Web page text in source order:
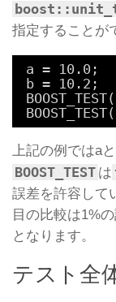
指定することが
a = 10.0;
b = 10.2;
上記の例ではa
BOOST_TEST は
誤差を許容して
目の比較は1%
となります。
テスト全